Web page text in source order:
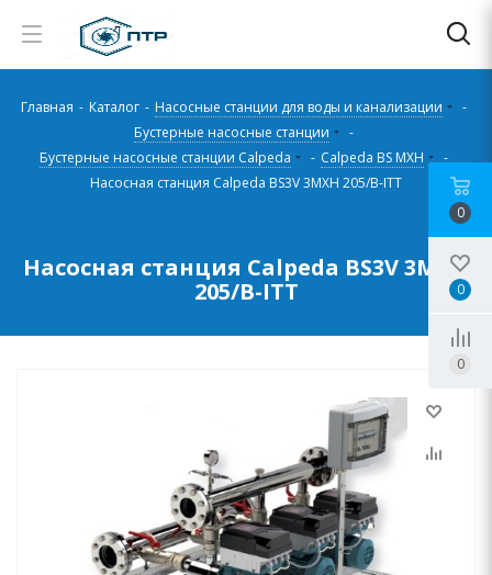
Главная - Каталог - Насосные станции для воды и канализации
-
Бустерные насосные станции
-
Бустерные насосные станции Calpeda
- Calpeda BS MXH
-
Насосная станция Calpeda BS3V 3MXH 205/B-ITT
Насосная станция Calpeda BS3V 3MXH
205/B-ITT
0
0
0